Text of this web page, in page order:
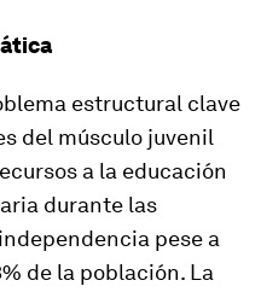
estructural clave
del músculo juvenil
a la educación
durante las
pese a
de la población. La